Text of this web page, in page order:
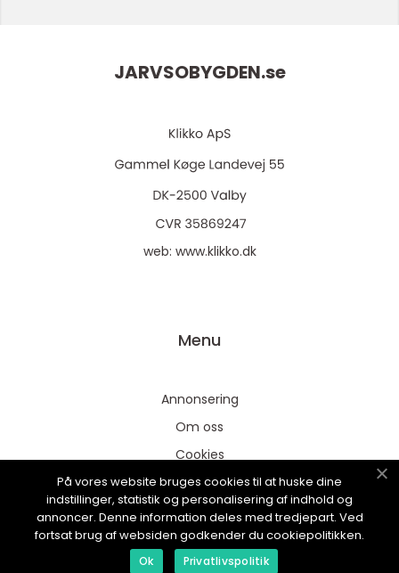
JARVSOBYGDEN.se
web: www.klikko.dk
Menu
Annonsering
Om oss
Cookies
Kontakta oss
Sitemap
På vores website bruges cookies til at huske dine
indstillinger, statistik og personalisering af indhold og
annoncer. Denne information deles med tredjepart. Ved
fortsat brug af websiden godkender du cookiepolitikken.
Ok Privatlivspolitik